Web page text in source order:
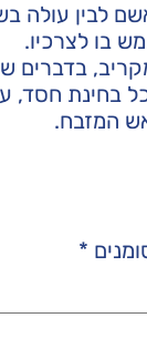
לבין עולה
בו לצרכיו.
בדברים
בחינת חסד,
המזבח.
*